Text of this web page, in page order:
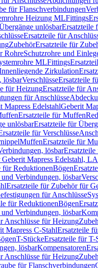
für Flanschverbindungen
Heizung MLFittings
unlösbarErsatzteile
Ersatzteile für
ZubehörErsatzteile für
RohreSchutzrohre und
MLFittings
Zirkulation
lösbarVerschlüsseErsatzteile
für HeizungErsatzteile für
für Anschlüsse
Mapress EdelstahlGeberit
Ersatzteile für Muffen
unlösbarErsatzteile für
für Verschlüsse
MuffenErsatzteile für
lösbar
Geberit Mapress Edelstahl,
für ReduktionenBögen
Verbindungen, lösbar
Ersatzteile für Zubehör für
für Anschlüsse
für ReduktionenBögen
Verbindungen, lösbar
Anschlüsse für Heizung
Mapress C-StahlErsatzteile
T-StückeErsatzteile für T-
lösbarKompensatoren
Anschlüsse für Heizung
für Flanschverbindungen